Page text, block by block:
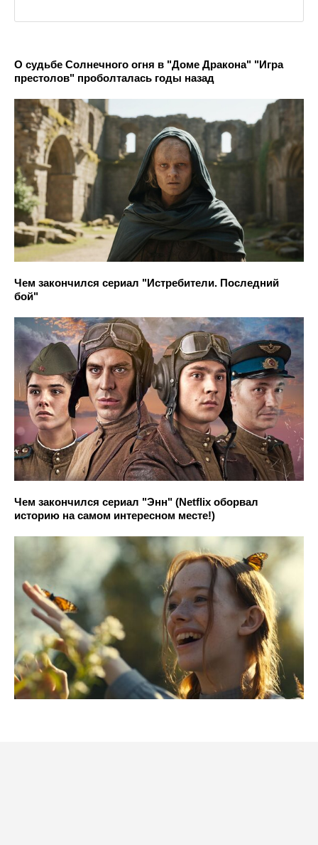
О судьбе Солнечного огня в "Доме Дракона" "Игра
престолов" проболталась годы назад
Чем закончился сериал "Истребители. Последний
бой"
Чем закончился сериал "Энн" (Netflix оборвал
историю на самом интересном месте!)